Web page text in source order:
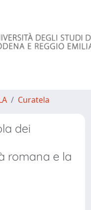
Curatela
dei
romana e la